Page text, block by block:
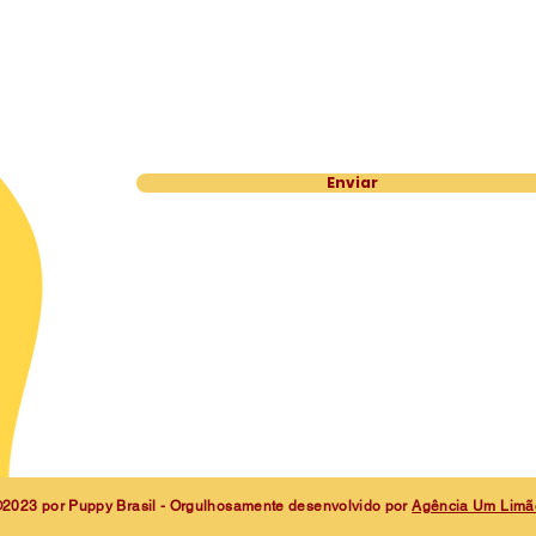
Enviar
por Puppy Brasil - Orgulhosamente desenvolvido porAgência Um